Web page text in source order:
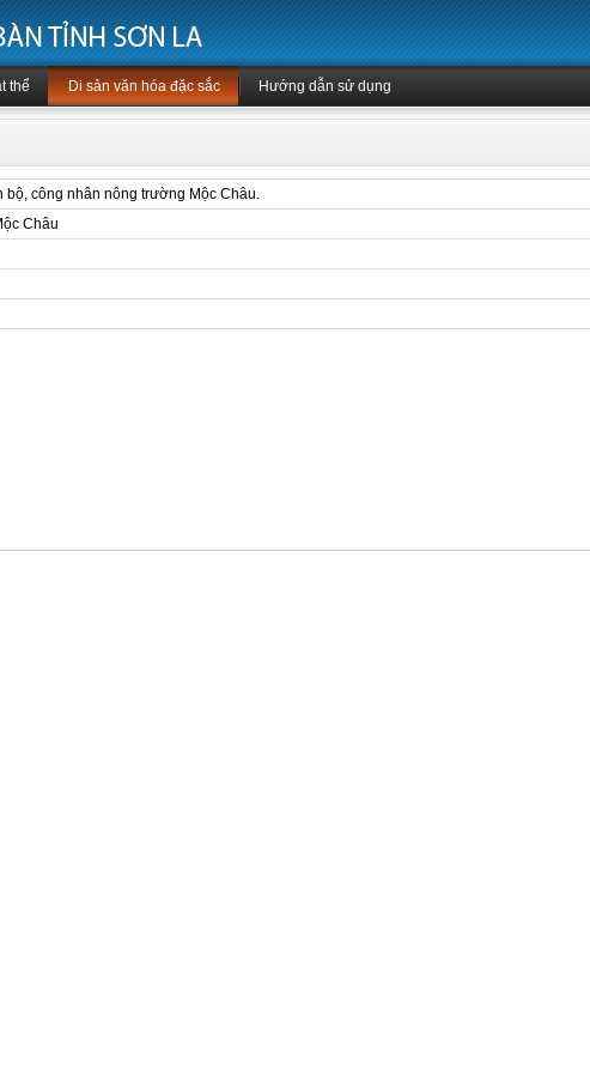
thể Di sản văn hóa đặc sắc Hướng dẫn sử dụng
công nhân nông trường Mộc Châu.
Châu